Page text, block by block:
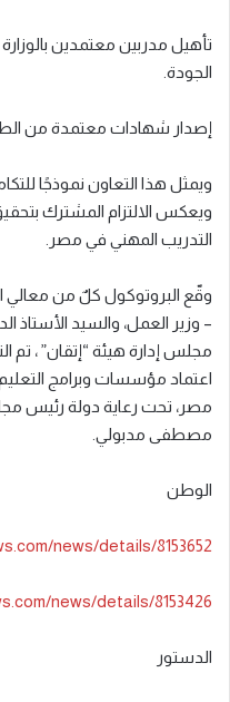
تأهيل مدربين معتمدين
الجودة.
إصدار شهادات معتمدة من
ويمثل هذا التعاون نموذجًا
ويعكس الالتزام المشترك
التدريب المهني في مصر.
وقّع البروتوكول كلٌ من معالي
– وزير العمل، والسيد
مجلس إدارة هيئة “إتقان” ، تم
اعتماد مؤسسات وبرامج
مصر، تحت رعاية دولة رئيس
مصطفى مدبولي.
الوطن
news/details/8153652
news/details/8153426
الدستور